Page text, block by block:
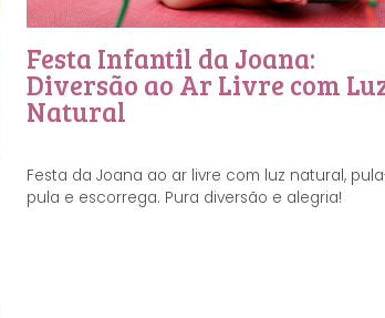
Festa Infantil da Joana:
Diversão ao Ar Livre com
Natural
Festa da Joana ao ar livre com luz natural,
pula e escorrega. Pura diversão e alegria!